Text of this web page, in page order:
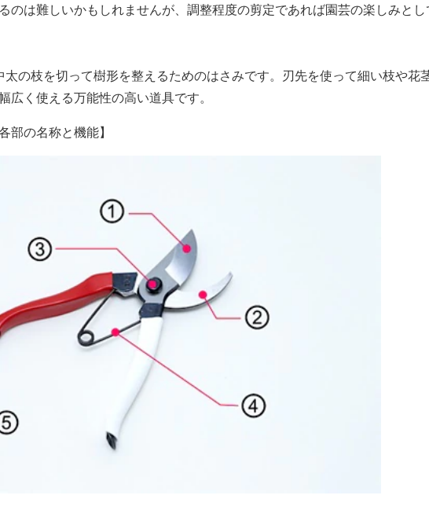
のは難しいかもしれませんが、調整程度の剪定であれば園芸の楽しみと
の枝を切って樹形を整えるためのはさみです。刃先を使って細い枝や花
く使える万能性の高い道具です。
部の名称と機能】